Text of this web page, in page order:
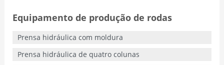
Equipamento de produção de rodas
Prensa hidráulica com moldura
Prensa hidráulica de quatro colunas